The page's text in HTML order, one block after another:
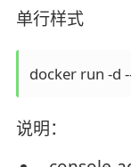
单行样式
docker run -d
说明：